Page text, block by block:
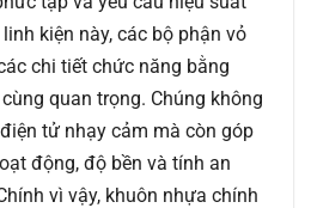
kiện này, các bộ phận vỏ
chi tiết chức năng bằng
quan trọng. Chúng không
tử nhạy cảm mà còn góp
động, độ bền và tính an
vì vậy, khuôn nhựa chính